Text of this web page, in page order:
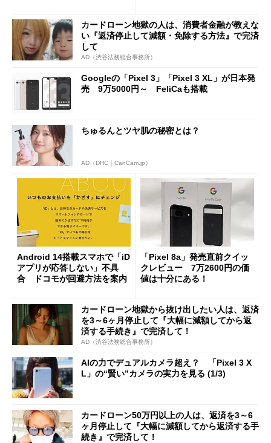
カードローン地獄の人は、消費者金融が教えな
い『返済停止して減額・免除する方法』で完済
して
AD（渋谷法務総合事務所）
Googleの「Pixel 3」「Pixel 3 XL」が日本発
売 9万5000円～ FeliCaも搭載
ちゅるんとツヤ肌の秘密とは？
AD（DHC｜CanCam.jp）
Android 14搭載スマホで「iD
アプリが応答しない」不具
合 ドコモが回避方法を案内
「Pixel 8a」発売直前クイッ
クレビュー 7万2600円の価
値は十分にある！
カードローン地獄から抜け出したい人は、返済
を3～6ヶ月停止して『大幅に減額してから返
済する手続き』で完済して！
AD（渋谷法務総合事務所）
AIの力でデュアルカメラ超え？ 「Pixel 3 X
L」の“賢い”カメラの実力を見る (1/3)
カードローン50万円以上の人は、返済を3～6
ヶ月停止して『大幅に減額してから返済する手
続き』で完済して！